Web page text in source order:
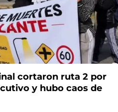
cortaron ruta 2 por
y hubo caos de